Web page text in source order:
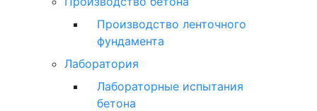
Производство ленточного
фундамента
Лаборатория
Лабораторные испытания
бетона